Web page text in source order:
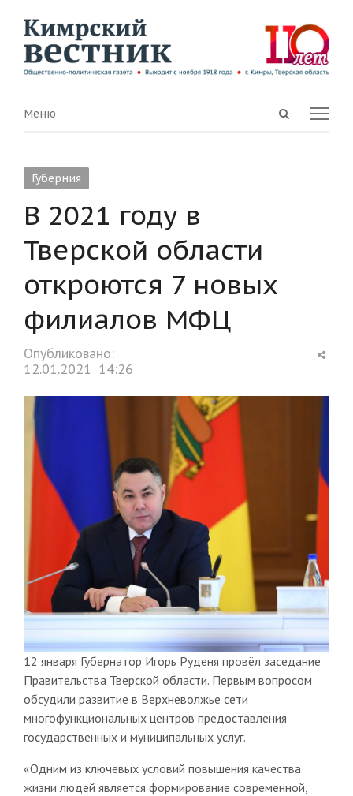
Open
Menu
Меню
Губерния
В 2021 году в
Тверской области
откроются 7 новых
филиалов МФЦ
Опубликовано:
12.01.2021 14:26
12 января Губернатор Игорь Руденя провёл заседание
Правительства Тверской области. Первым вопросом
обсудили развитие в Верхневолжье сети
многофункциональных центров предоставления
государственных и муниципальных услуг.
«Одним из ключевых условий повышения качества
жизни людей является формирование современной,